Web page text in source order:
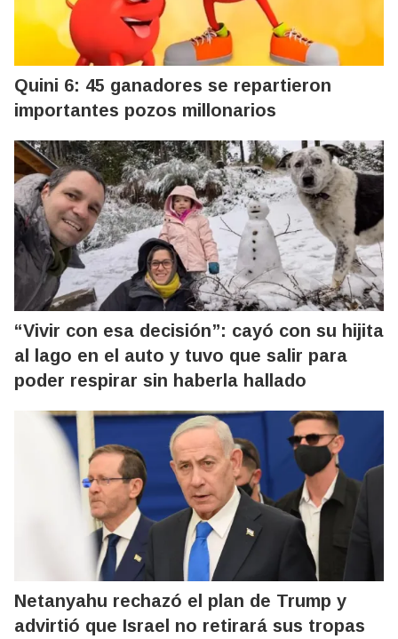
Quini 6: 45 ganadores se repartieron
importantes pozos millonarios
“Vivir con esa decisión”: cayó con su hijita
al lago en el auto y tuvo que salir para
poder respirar sin haberla hallado
Netanyahu rechazó el plan de Trump y
advirtió que Israel no retirará sus tropas